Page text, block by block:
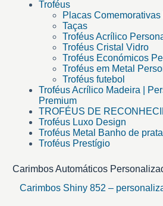
Troféus
Placas
Taças
Troféus Acrílico
Troféus Cristal Vidro
Troféus Económicos
Troféus em Metal
Troféus futebol
Troféus Acrílico Madeira |
Premium
TROFÉUS DE
Troféus Luxo Design
Troféus Metal Banho de prata
Troféus Prestígio
Carimbos Automáticos
Carimbos Shiny 852 –